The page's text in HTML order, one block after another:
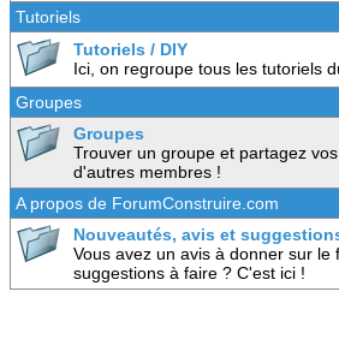
Tutoriels
Tutoriels / DIY
Ici, on regroupe tous les tutoriels
Groupes
Groupes
Trouver un groupe et partagez
d'autres membres !
A propos de ForumConstruire.com
Nouveautés, avis et
Vous avez un avis à donner sur le
suggestions à faire ? C'est ici !